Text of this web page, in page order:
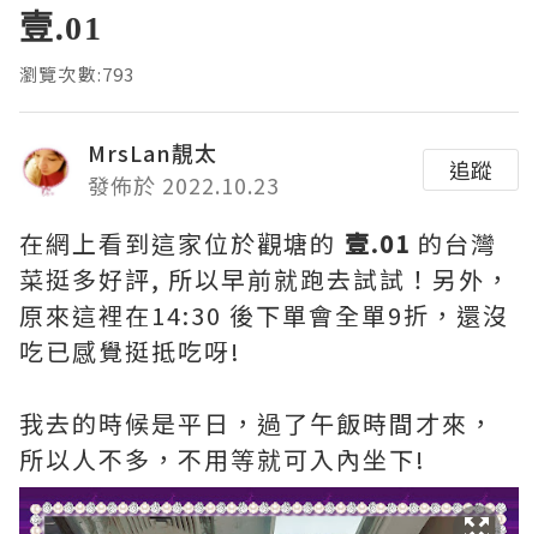
壹.01
瀏覽次數:793
MrsLan靚太
發佈於 2022.10.23
追蹤
在網上看到這家位於觀塘的 壹.01 的台灣
菜挺多好評, 所以早前就跑去試試！另外，
原來這裡在14:30 後下單會全單9折，還沒
吃已感覺挺抵吃呀!
我去的時候是平日，過了午飯時間才來，
所以人不多，不用等就可入內坐下!